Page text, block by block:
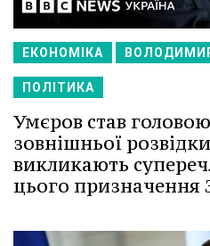
ЕКОНОМІКА
ПОЛІТИКА
Умєров став
зовнішньої
викликають
цього призначення